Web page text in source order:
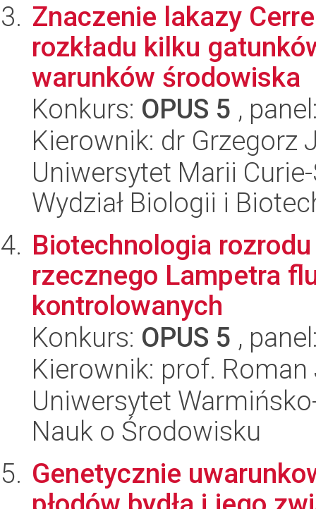
Znaczenie lakazy
rozkładu kilku
warunków środowiska
Konkurs: OPUS 5 ,
Kierownik: dr Grzegorz
Uniwersytet Marii
Wydział Biologii i
Biotechnologia
rzecznego Lampetra
kontrolowanych
Konkurs: OPUS 5 ,
Kierownik: prof.
Uniwersytet
Nauk o Środowisku
Genetycznie